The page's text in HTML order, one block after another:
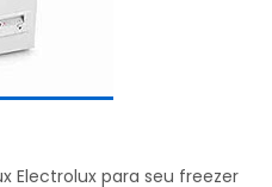
Electrolux para seu freezer